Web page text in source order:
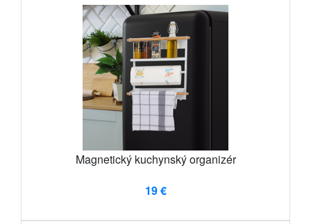
Magnetický kuchynský organizér
19 €